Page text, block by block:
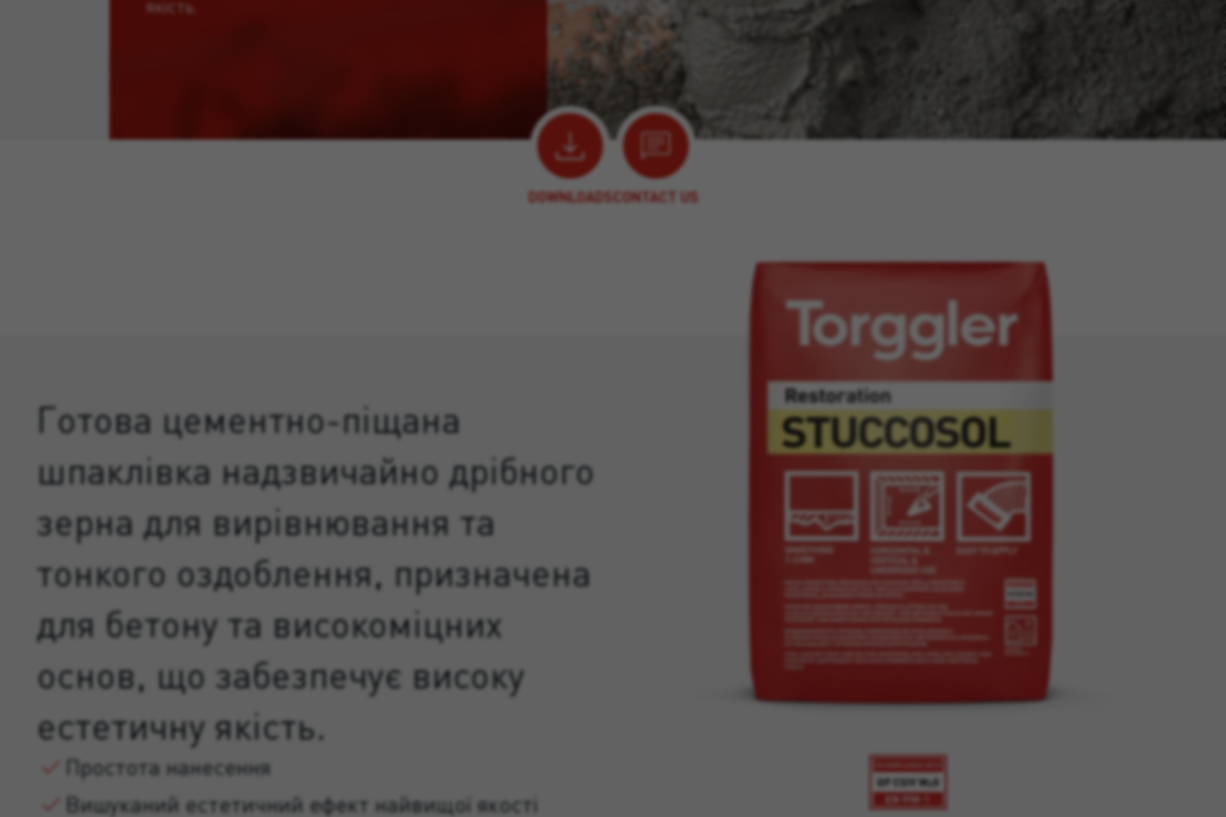
якість.
DOWNLOADSCONTACT US
Готова цементно-піщана
шпаклівка надзвичайно дрібного
зерна для вирівнювання та
тонкого оздоблення, призначена
для бетону та високоміцних
основ, що забезпечує високу
естетичну якість.
Простота нанесення
Вишуканий естетичний ефект найвищої якості